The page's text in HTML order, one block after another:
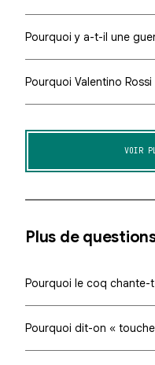
Pourquoi y a-t-il une
Pourquoi Valentino
VOIR
Plus de
Pourquoi le coq chante-
Pourquoi dit-on «